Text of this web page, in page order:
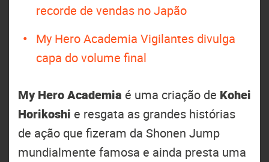
recorde de vendas no Japão
My Hero Academia Vigilantes divulga
capa do volume final
My Hero Academia é uma criação de Kohei
Horikoshi e resgata as grandes histórias
de ação que fizeram da Shonen Jump
mundialmente famosa e ainda presta uma